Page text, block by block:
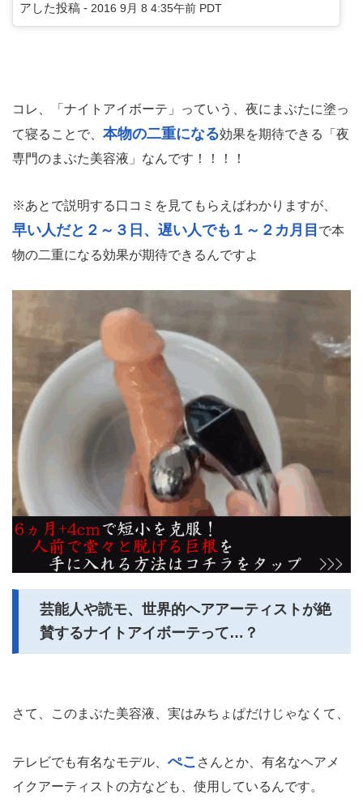
アした投稿 - 2016 9月 8 4:35午前 PDT
コレ、「ナイトアイボーテ」っていう、夜にまぶたに塗っ
て寝ることで、 本物の二重になる効果を期待できる「夜
専門のまぶた美容液」なんです！！！！
※あとで説明する口コミを見てもらえばわかりますが、
早い人だと２～３日、遅い人でも１～２カ月目 で本
物の二重になる効果が期待できるんですよ
芸能人や読モ、世界的ヘアアーティストが絶
賛するナイトアイボーテって…？
さて、このまぶた美容液、実はみちょぱだけじゃなくて、
テレビでも有名なモデル、 ぺこ さんとか、有名なヘアメ
イクアーティストの方なども、使用しているんです。